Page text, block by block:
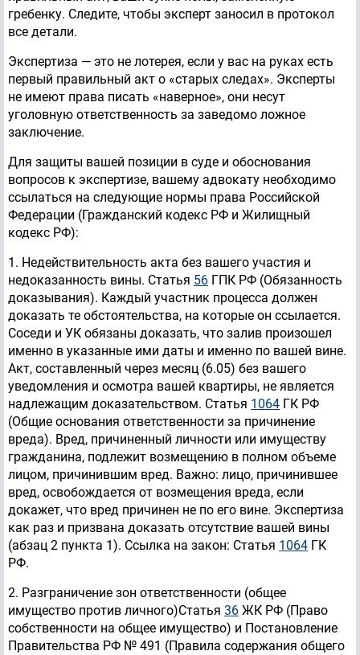
гребенку. Следите, чтобы эксперт заносил в протокол
все детали.
Экспертиза — это не лотерея, если у вас на руках есть
первый правильный акт о «старых следах». Эксперты
не имеют права писать «наверное», они несут
уголовную ответственность за заведомо ложное
заключение.
Для защиты вашей позиции в суде и обоснования
вопросов к экспертизе, вашему адвокату необходимо
ссылаться на следующие нормы права Российской
Федерации (Гражданский кодекс РФ и Жилищный
кодекс РФ):
1. Недействительность акта без вашего участия и
недоказанность вины. Статья 56 ГПК РФ (Обязанность
доказывания). Каждый участник процесса должен
доказать те обстоятельства, на которые он ссылается.
Соседи и УК обязаны доказать, что залив произошел
именно в указанные ими даты и именно по вашей вине.
Акт, составленный через месяц (6.05) без вашего
уведомления и осмотра вашей квартиры, не является
надлежащим доказательством. Статья 1064 ГК РФ
(Общие основания ответственности за причинение
вреда). Вред, причиненный личности или имуществу
гражданина, подлежит возмещению в полном объеме
лицом, причинившим вред. Важно: лицо, причинившее
вред, освобождается от возмещения вреда, если
докажет, что вред причинен не по его вине. Экспертиза
как раз и призвана доказать отсутствие вашей вины
(абзац 2 пункта 1). Ссылка на закон: Статья 1064 ГК
РФ.
2. Разграничение зон ответственности (общее
имущество против личного)Статья 36 ЖК РФ (Право
собственности на общее имущество) и Постановление
Правительства РФ № 491 (Правила содержания общего